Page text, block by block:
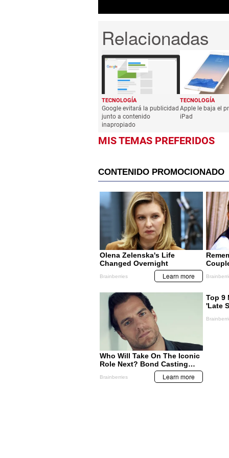
TECNOLOGÍA
Google evitará la publicidad
junto a contenido
inapropiado
TECNOLOGÍA
Apple le baja el
iPad
MIS TEMAS PREFERIDOS